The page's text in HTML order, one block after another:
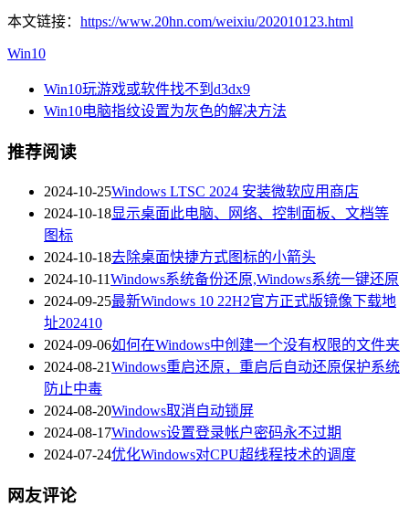
本文链接： https://www.20hn.com/weixiu/202010123.html
Win10
Win10玩游戏或软件找不到d3dx9
Win10电脑指纹设置为灰色的解决方法
推荐阅读
2024-10-25Windows LTSC 2024 安装微软应用商店
2024-10-18显示桌面此电脑、网络、控制面板、文档等
图标
2024-10-18去除桌面快捷方式图标的小箭头
2024-10-11Windows系统备份还原,Windows系统一键还原
2024-09-25最新Windows 10 22H2官方正式版镜像下载地
址202410
2024-09-06如何在Windows中创建一个没有权限的文件夹
2024-08-21Windows重启还原，重启后自动还原保护系统
防止中毒
2024-08-20Windows取消自动锁屏
2024-08-17Windows设置登录帐户密码永不过期
2024-07-24优化Windows对CPU超线程技术的调度
网友评论